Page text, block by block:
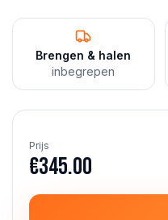
Brengen & halen
inbegrepen
Prijs
€345.00